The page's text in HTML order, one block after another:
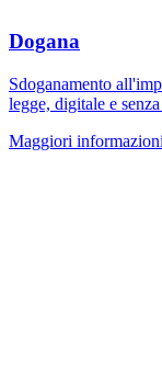
Dogana
Sdoganamento
legge, digitale e
Maggiori informazioni